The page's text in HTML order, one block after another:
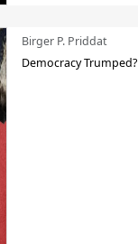
Birger P. Priddat
Democracy Trumped?